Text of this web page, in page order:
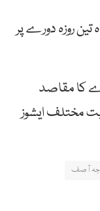
کے ہمراہ تین روزہ دورے پر
کا مقاصد
مختلف ایشوز
آصف